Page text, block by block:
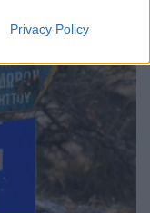
Privacy Policy